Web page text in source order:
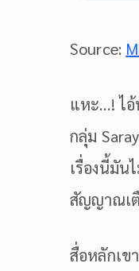
Source:
แหะ…! ไอ้
กลุ่ม
เรื่องนี้มัน
สัญญาณเ
สื่อหลักเข